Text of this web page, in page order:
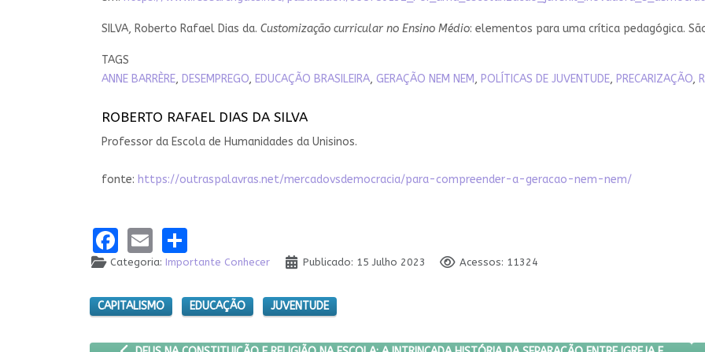
SILVA, Roberto Rafael Dias da. Customização curricular no Ensino Médio: elementos para uma crítica pedagógica.
TAGS
ANNE BARRÈRE, DESEMPREGO, EDUCAÇÃO BRASILEIRA, GERAÇÃO NEM NEM, POLÍTICAS DE JUVENTUDE, PRECARIZAÇÃO,
ROBERTO RAFAEL DIAS DA SILVA
Professor da Escola de Humanidades da Unisinos.
fonte: https://outraspalavras.net/mercadovsdemocracia/para-compreender-a-geracao-nem-nem/
Facebook
Email
Categoria: Importante Conhecer Publicado: 15 Julho 2023 Acessos: 11324
CAPITALISMO EDUCAÇÃO JUVENTUDE